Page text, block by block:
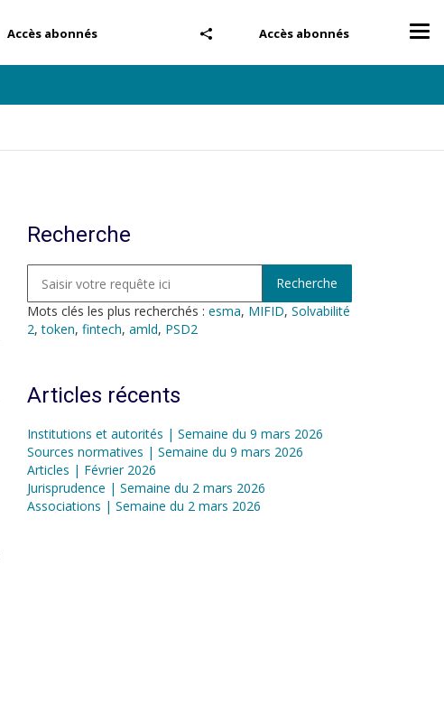
Accès abonnés
Accès abonnés
Recherche
Mots clés les plus recherchés : esma, MIFID, Solvabilité
2,token, fintech, amld, PSD2
Articles récents
Institutions et autorités | Semaine du 9 mars 2026
Sources normatives | Semaine du 9 mars 2026
Articles | Février 2026
Jurisprudence | Semaine du 2 mars 2026
Associations | Semaine du 2 mars 2026